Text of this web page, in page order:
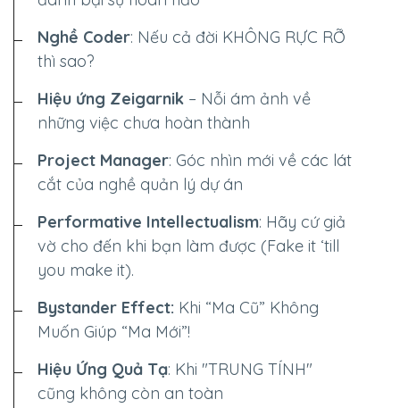
Nghề Coder: Nếu cả đời KHÔNG RỰC RỠ
thì sao?
Hiệu ứng Zeigarnik – Nỗi ám ảnh về
những việc chưa hoàn thành
Project Manager: Góc nhìn mới về các lát
cắt của nghề quản lý dự án
Performative Intellectualism: Hãy cứ giả
vờ cho đến khi bạn làm được (Fake it ‘till
you make it).
Bystander Effect: Khi “Ma Cũ” Không
Muốn Giúp “Ma Mới”!
Hiệu Ứng Quả Tạ: Khi "TRUNG TÍNH"
cũng không còn an toàn